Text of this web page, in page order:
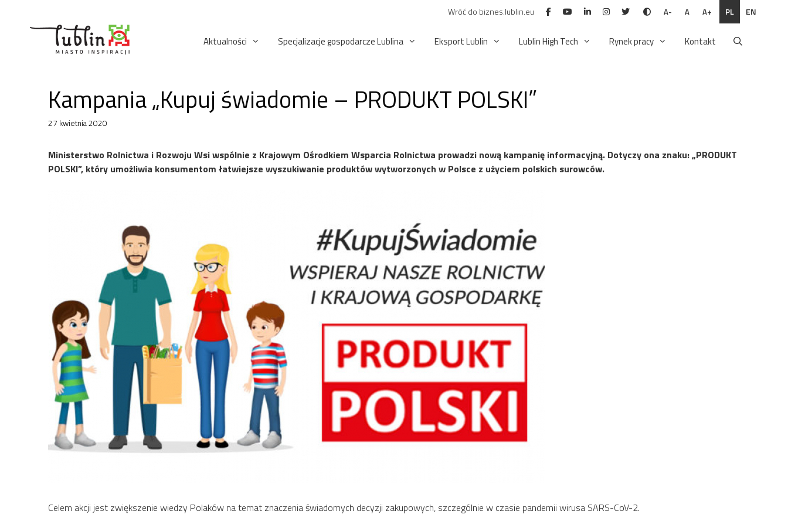
Wróć do biznes.lublin.eu A- A A+ PL EN
Aktualności Specjalizacje gospodarcze Lublina Eksport Lublin Lublin High Tech Rynek pracy Kontakt
Kampania „Kupuj świadomie – PRODUKT POLSKI”
27 kwietnia 2020
Ministerstwo Rolnictwa i Rozwoju Wsi wspólnie z Krajowym Ośrodkiem Wsparcia Rolnictwa prowadzi nową kampanię informacyjną. Dotyczy ona znaku: „PRODUKT
POLSKI”, który umożliwia konsumentom łatwiejsze wyszukiwanie produktów wytworzonych w Polsce z użyciem polskich surowców.
Celem akcji jest zwiększenie wiedzy Polaków na temat znaczenia świadomych decyzji zakupowych, szczególnie w czasie pandemii wirusa SARS-CoV-2.